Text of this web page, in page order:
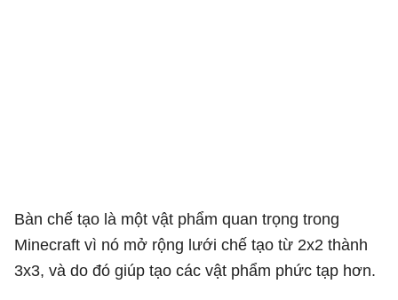
Bàn chế tạo là một vật phẩm quan trọng trong
Minecraft vì nó mở rộng lưới chế tạo từ 2x2 thành
3x3, và do đó giúp tạo các vật phẩm phức tạp hơn.